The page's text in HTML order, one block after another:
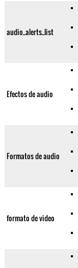
audio_alerts_list
Efectos de audio
Formatos de audio
formato de video